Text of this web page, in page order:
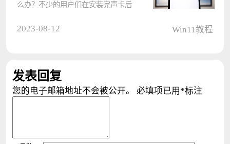
么办？不少的用户们在安装完声卡后
声音????
2023-08-12 Win11教程
发表回复
您的电子邮箱地址不会被公开。 必填项已用 *标注